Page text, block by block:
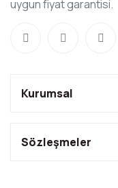
uygun fiyat garantisi.
Kurumsal
Sözleşmeler